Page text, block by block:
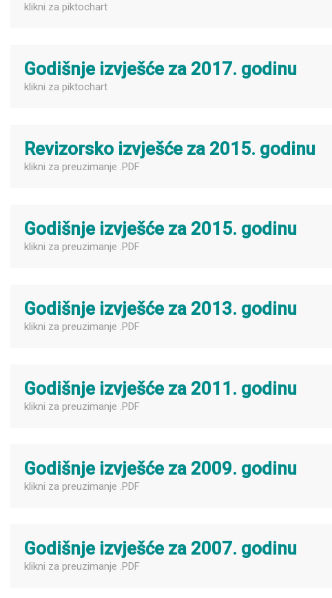
klikni za piktochart
Godišnje izvješće za 2017. godinu
klikni za piktochart
Revizorsko izvješće za 2015. godinu
klikni za preuzimanje .PDF
Godišnje izvješće za 2015. godinu
klikni za preuzimanje .PDF
Godišnje izvješće za 2013. godinu
klikni za preuzimanje .PDF
Godišnje izvješće za 2011. godinu
klikni za preuzimanje .PDF
Godišnje izvješće za 2009. godinu
klikni za preuzimanje .PDF
Godišnje izvješće za 2007. godinu
klikni za preuzimanje .PDF